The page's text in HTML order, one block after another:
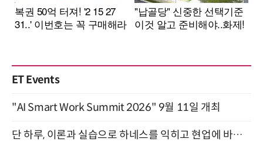
ET Events
"AI Smart Work Summit 2026" 9월 11일 개최
단 하루, 이론과 실습으로 하네스를 익히고 현업에 바로 쓰는 핸즈온 워크숍 (8/20)